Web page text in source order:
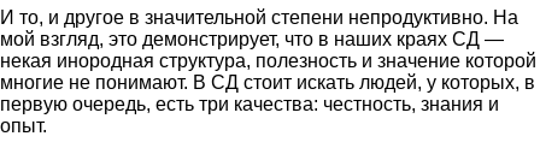
И то, и другое в значительной степени непродуктивно. На
мой взгляд, это демонстрирует, что в наших краях СД —
некая инородная структура, полезность и значение которой
многие не понимают. В СД стоит искать людей, у которых, в
первую очередь, есть три качества: честность, знания и
опыт.